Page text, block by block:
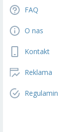
FAQ
O nas
Kontakt
Reklama
Regulamin